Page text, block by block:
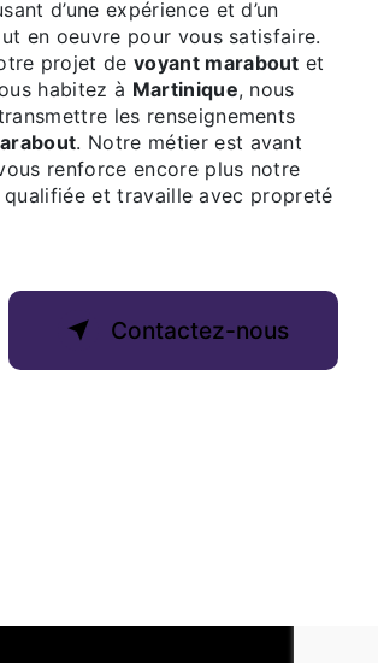
d’une expérience et d’un
en oeuvre pour vous satisfaire.
projet devoyant marabout et
habitez à Martinique, nous
les renseignements
. Notre métier est avant
renforce encore plus notre
et travaille avec propreté
Contactez-nous